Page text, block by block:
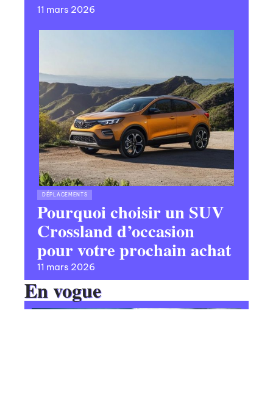
11 mars 2026
DÉPLACEMENTS
Pourquoi choisir un SUV
Crossland d’occasion
pour votre prochain achat
11 mars 2026
En vogue